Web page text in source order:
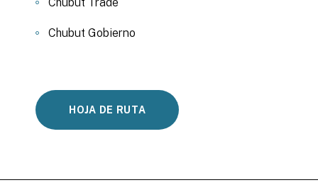
Chubut Gobierno
HOJA DE RUTA